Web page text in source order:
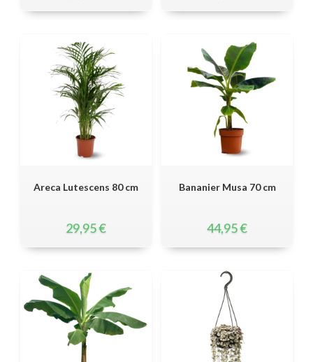
Areca Lutescens 80 cm
29,95€
Bananier Musa 70 cm
44,95€